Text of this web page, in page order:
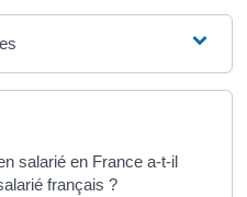
salarié en France a-t-il
français ?